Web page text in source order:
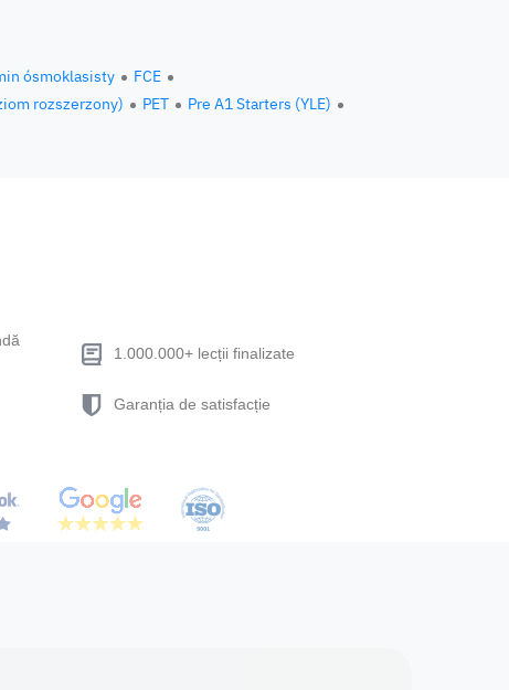
ósmoklasisty
FCE
rozszerzony) PET
Pre A1 Starters (YLE)
1.000.000+ lecții finalizate
Garanția de satisfacție